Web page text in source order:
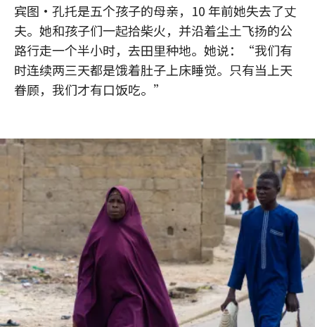
宾图·孔托是五个孩子的母亲，10 年前她失去了丈
夫。她和孩子们一起拾柴火，并沿着尘土飞扬的公
路行走一个半小时，去田里种地。她说：“我们有
时连续两三天都是饿着肚子上床睡觉。只有当上天
眷顾，我们才有口饭吃。”